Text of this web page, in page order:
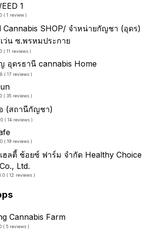
1
( 1 review )
Cannabis SHOP/ จำหน่ายกัญชา (อุดร)
ว่น ซ.พรหมประกาย
( 11 reviews )
อุดรธานี cannabis Home
( 17 reviews )
( 35 reviews )
(สถานีกัญชา)
( 14 reviews )
( 19 reviews )
ฮลตี้ ช้อยซ์ ฟาร์ม จำกัด Healthy Choice
Ltd.
( 12 reviews )
Cannabis Farm
( 5 reviews )